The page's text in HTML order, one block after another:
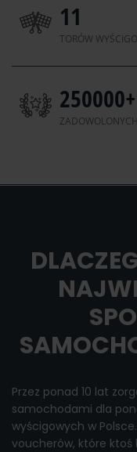
11
TORÓW
250000+
Przez ponad 10 lat
samochodami dla ponad
wyścigowych w